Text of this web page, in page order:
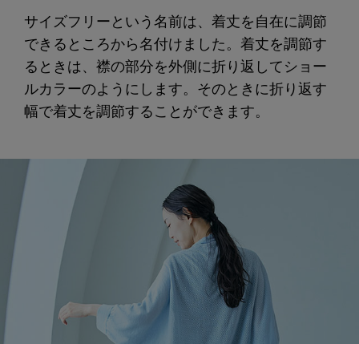
サイズフリーという名前は、着丈を自在に調節
できるところから名付けました。着丈を調節す
るときは、襟の部分を外側に折り返してショー
ルカラーのようにします。そのときに折り返す
幅で着丈を調節することができます。